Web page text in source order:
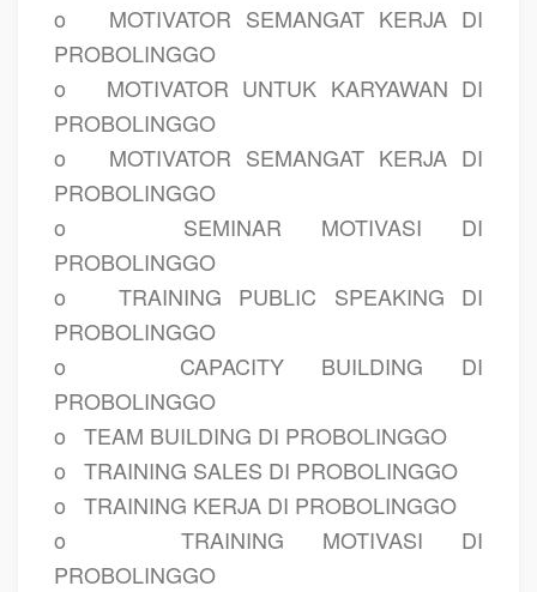
o
MOTIVATOR SEMANGAT KERJA DI
PROBOLINGGO
o
MOTIVATOR UNTUK KARYAWAN DI
PROBOLINGGO
o
MOTIVATOR SEMANGAT KERJA DI
PROBOLINGGO
o
SEMINAR MOTIVASI DI
PROBOLINGGO
o
TRAINING PUBLIC SPEAKING DI
PROBOLINGGO
o
CAPACITY BUILDING DI
PROBOLINGGO
o
TEAM BUILDING DI PROBOLINGGO
o
TRAINING SALES DI PROBOLINGGO
o
TRAINING KERJA DI PROBOLINGGO
o
TRAINING MOTIVASI DI
PROBOLINGGO